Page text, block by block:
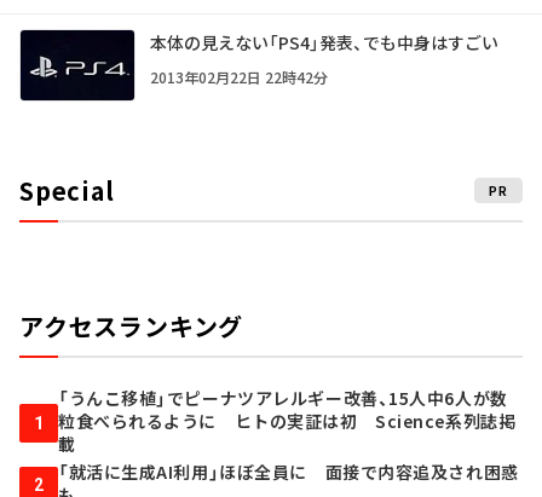
本体の見えない「PS4」発表、でも中身はすごい
2013年02月22日 22時42分
Special PR
アクセスランキング
1
「うんこ移植」でピーナツアレルギー改善、15人中6人が数
粒食べられるように ヒトの実証は初 Science系列誌掲
載
2
「就活に生成AI利用」ほぼ全員に 面接で内容追及され困惑